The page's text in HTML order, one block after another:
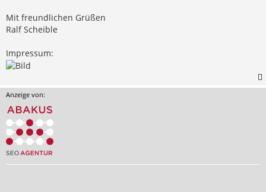
Mit freundlichen Grüßen
Ralf Scheible
Impressum:
Anzeige von: